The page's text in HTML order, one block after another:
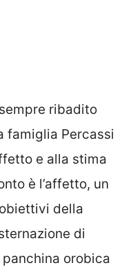
ribadito
famiglia Percassi
e alla stima
è l’affetto, un
della
di
orobica